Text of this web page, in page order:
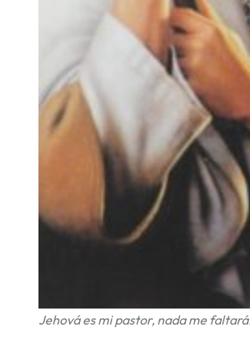
Jehová es mi pastor, nada me